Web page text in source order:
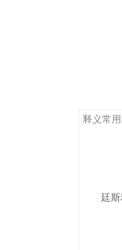
释义常
廷